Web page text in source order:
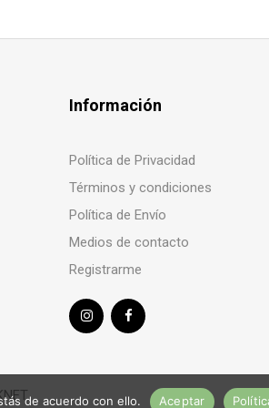
Información
Política de Privacidad
Términos y condiciones
Política de Envío
Medios de contacto
Registrarme
de acuerdo con ello. Aceptar